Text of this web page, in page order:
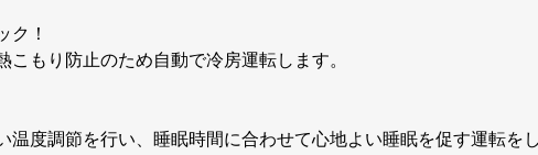
ク！
もり防止のため自動で冷房運転します。
度調節を行い、睡眠時間に合わせて心地よい睡眠を促す運転を